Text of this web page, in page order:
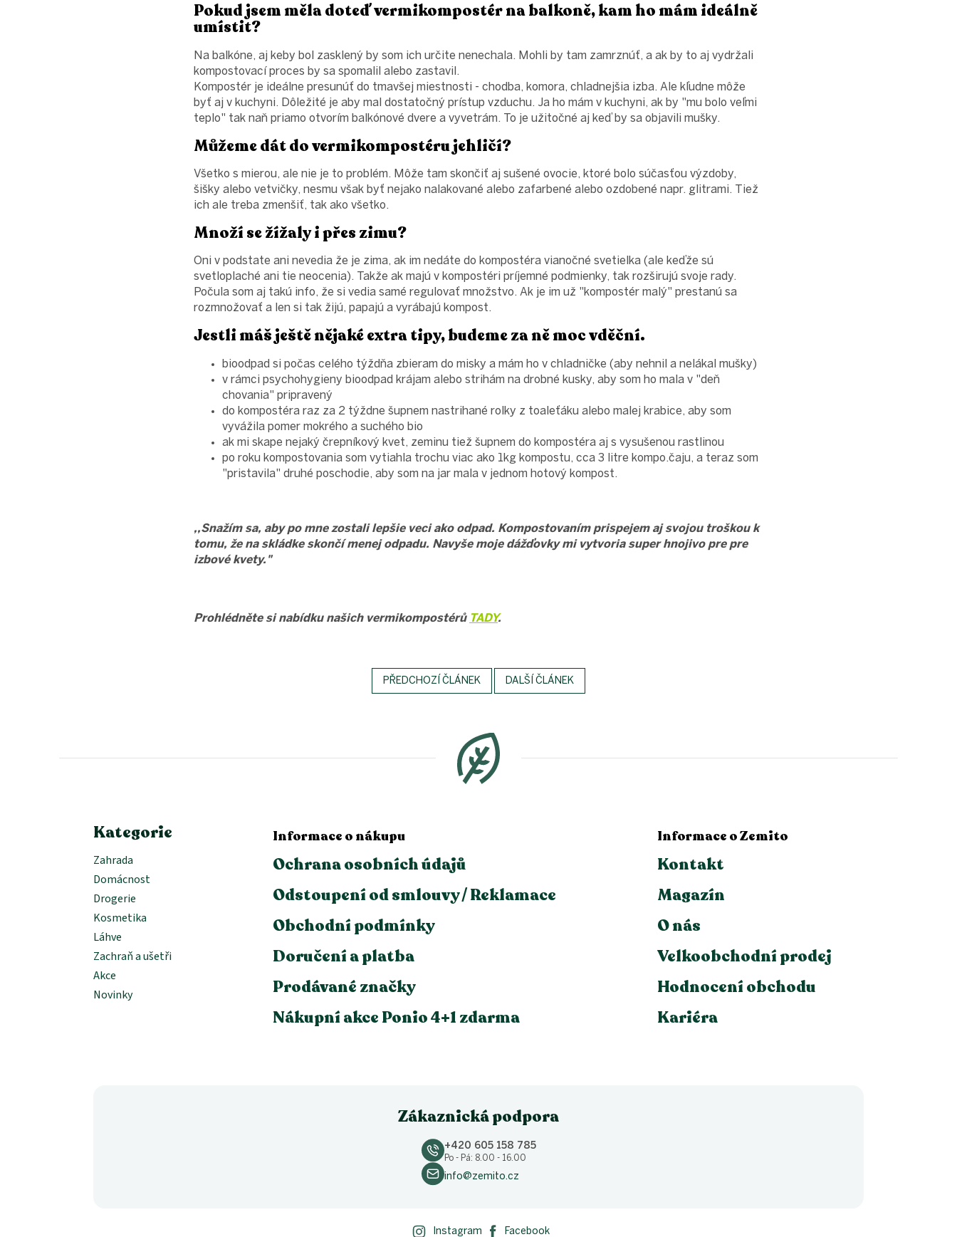
Pokud jsem měla doteď vermikompostér na balkoně, kam ho mám ideálně
umístit?
Na balkóne, aj keby bol zasklený by som ich určite nenechala. Mohli by tam zamrznúť, a ak by to aj vydržali
kompostovací proces by sa spomalil alebo zastavil.
Kompostér je ideálne presunúť do tmavšej miestnosti - chodba, komora, chladnejšia izba. Ale kľudne môže
byť aj v kuchyni. Dôležité je aby mal dostatočný prístup vzduchu. Ja ho mám v kuchyni, ak by "mu bolo veľmi
teplo" tak naň priamo otvorím balkónové dvere a vyvetrám. To je užitočné aj keď by sa objavili mušky.
Můžeme dát do vermikompostéru jehličí?
Všetko s mierou, ale nie je to problém. Môže tam skončiť aj sušené ovocie, ktoré bolo súčasťou výzdoby,
šišky alebo vetvičky, nesmu však byť nejako nalakované alebo zafarbené alebo ozdobené napr. glitrami. Tiež
ich ale treba zmenšiť, tak ako všetko.
Množí se žížaly i přes zimu?
Oni v podstate ani nevedia že je zima, ak im nedáte do kompostéra vianočné svetielka (ale keďže sú
svetloplaché ani tie neocenia). Takže ak majú v kompostéri príjemné podmienky, tak rozširujú svoje rady.
Počula som aj takú info, že si vedia samé regulovať množstvo. Ak je im už "kompostér malý" prestanú sa
rozmnožovať a len si tak žijú, papajú a vyrábajú kompost.
Jestli máš ještě nějaké extra tipy, budeme za ně moc vděční.
bioodpad si počas celého týždňa zbieram do misky a mám ho v chladničke (aby nehnil a nelákal mušky)
v rámci psychohygieny bioodpad krájam alebo strihám na drobné kusky, aby som ho mala v "deň
chovania" pripravený
do kompostéra raz za 2 týždne šupnem nastrihané rolky z toaleťáku alebo malej krabice, aby som
vyvážila pomer mokrého a suchého bio
ak mi skape nejaký črepníkový kvet, zeminu tiež šupnem do kompostéra aj s vysušenou rastlinou
po roku kompostovania som vytiahla trochu viac ako 1kg kompostu, cca 3 litre kompo.čaju, a teraz som
"pristavila" druhé poschodie, aby som na jar mala v jednom hotový kompost.
,,Snažím sa, aby po mne zostali lepšie veci ako odpad. Kompostovaním prispejem aj svojou troškou k
tomu, že na skládke skončí menej odpadu. Navyše moje dážďovky mi vytvoria super hnojivo pre pre
izbové kvety."
Prohlédněte si nabídku našich vermikompostérů TADY.
PŘEDCHOZÍ ČLÁNEK DALŠÍ ČLÁNEK
Kategorie
Zahrada
Domácnost
Drogerie
Kosmetika
Láhve
Zachraň a ušetři
Akce
Novinky
Informace o nákupu
Ochrana osobních údajů
Odstoupení od smlouvy / Reklamace
Obchodní podmínky
Doručení a platba
Prodávané značky
Nákupní akce Ponio 4+1 zdarma
Informace o Zemito
Kontakt
Magazín
O nás
Velkoobchodní prodej
Hodnocení obchodu
Kariéra
Zákaznická podpora
+420 605 158 785
Po - Pá: 8.00 - 16.00
info@zemito.cz
Instagram Facebook